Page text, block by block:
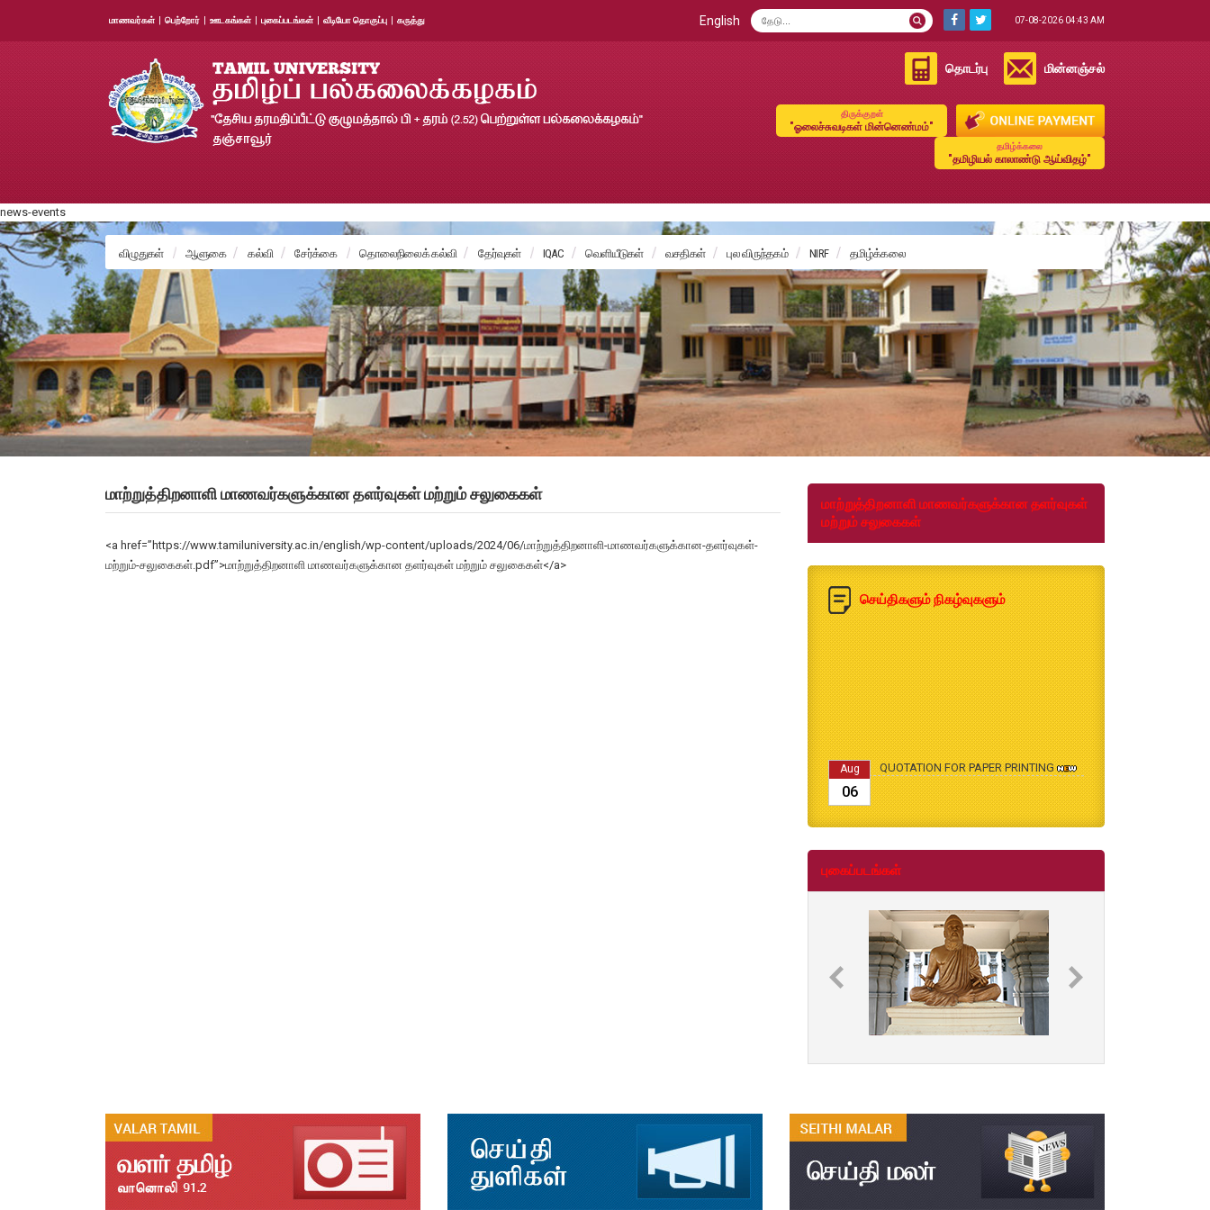
மாணவர்கள் பெற்றோர் ஊடகங்கள் புகைப்படங்கள் வீடியோ தொகுப்பு கருத்து English 07-08-2026 04:43 AM
மின்னஞ்சல்
தொடர்பு
திருக்குறள்
"ஓலைச்சுவடிகள் மின்னெண்மம்"
தமிழ்க்கலை
"தமிழியல் காலாண்டு ஆய்விதழ்"
விழுதுகள் ஆளுகை கல்வி சேர்க்கை தொலைநிலைக் கல்வி தேர்வுகள் IQAC வெளியீடுகள் வசதிகள் புல விருந்தகம் NIRF தமிழ்க்கலை
news-events
மாற்றுத்திறனாளி மாணவர்களுக்கான தளர்வுகள் மற்றும் சலுகைகள்
<a href=”https://www.tamiluniversity.ac.in/english/wp-content/uploads/2024/06/மாற்றுத்திறனாளி-மாணவர்களுக்கான-தளர்வுகள்-
மற்றும்-சலுகைகள்.pdf”>மாற்றுத்திறனாளி மாணவர்களுக்கான தளர்வுகள் மற்றும் சலுகைகள்</a>
மாற்றுத்திறனாளி மாணவர்களுக்கான தளர்வுகள்
மற்றும் சலுகைகள்
செய்திகளும் நிகழ்வுகளும்
Aug
06
QUOTATION FOR PAPER PRINTING
Aug
04
B.Ed., M.Ed., Admission Date Extesion
Jul
தமிழ்க்கலை – தமிழியல் காலாண்டு
ஆய்விதழ் - 2026
31
தமிழ்க்கலை – தமிழியல் காலாண்டு
ஆய்விதழ் – 2025
தமிழ்க்கலை – தமிழியல் காலாண்டு
31
ஆய்விதழ் – 2023
Jul
தமிழ்க்கலை – தமிழியல் காலாண்டு
ஆய்விதழ் – 2022
புகைப்படங்கள்